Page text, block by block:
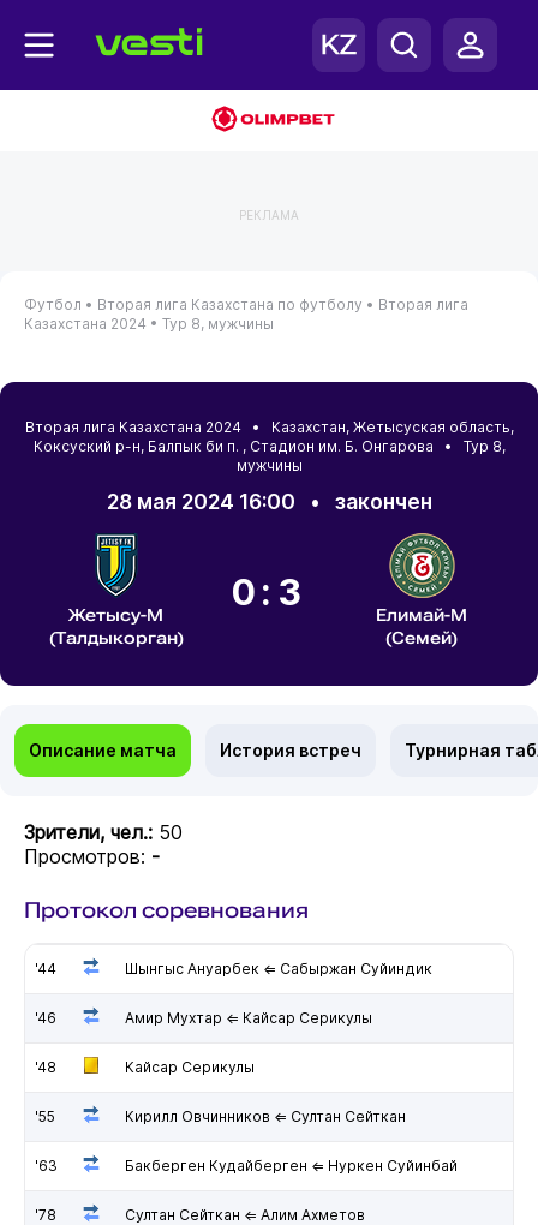
РЕКЛАМА
Футбол • Вторая лига Казахстана по футболу • Вторая лига
Казахстана 2024 • Тур 8, мужчины
Вторая лига Казахстана 2024 • Казахстан, Жетысуская область,
Коксуский р-н, Балпык би п. , Cтадион им. Б. Онгарова • Тур 8,
мужчины
28 мая 2024 16:00 • закончен
Жетысу-М
(Талдыкорган)
0:3
Елимай-М
(Семей)
Описание матча История встреч Турнирная
Зрители, чел.: 50
Просмотров: -
Протокол соревнования
'44 Шынгыс Ануарбек ⇐ Сабыржан Суйиндик
'46 Амир Мухтар ⇐ Кайсар Серикулы
'48 Кайсар Серикулы
'55 Кирилл Овчинников ⇐ Султан Сейткан
'63 Бакберген Кудайберген ⇐ Нуркен Суйинбай
'78 Султан Сейткан ⇐ Алим Ахметов